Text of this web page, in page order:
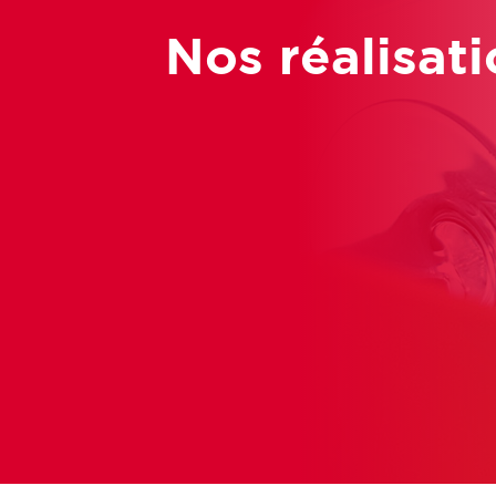
Nos